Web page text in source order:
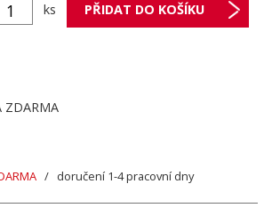
ks
ZDARMA
/ doručení 1-4 pracovní dny